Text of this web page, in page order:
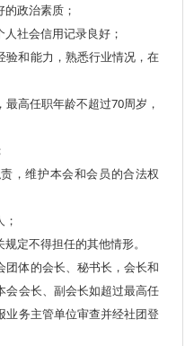
政治素质；
人社会信用记录良好；
验和能力，熟悉行业情况，在
最高任职年龄不超过70周岁，
，维护本会和会员的合法权
定不得担任的其他情形。
体的会长、秘书长，会长和
会会长、副会长如超过最高任
业务主管单位审查并经社团登